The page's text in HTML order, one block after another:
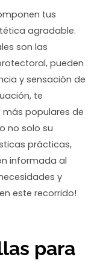
tus
agradable.
son las
pueden
y sensación de
te
populares de
no solo su
prácticas,
informada al
y
este recorrido!
para